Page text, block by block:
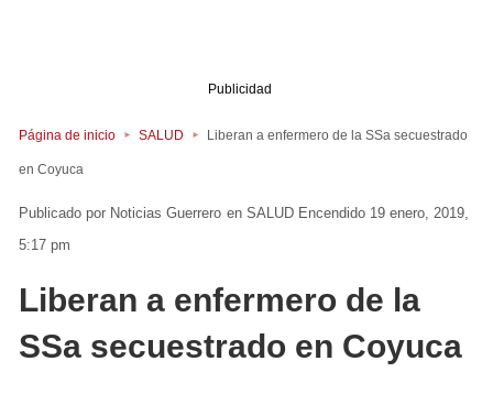
Publicidad
Página de inicio SALUD Liberan a enfermero de la SSa secuestrado
en Coyuca
Noticias Guerrero en SALUD Encendido 19 enero, 2019,
5:17 pm
Liberan a enfermero de la
SSa secuestrado en Coyuca